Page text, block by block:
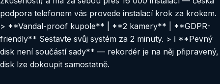
podpora telefonem vás provede instalací krok za krokem.
> **Vandal-proof kupole** | **2 kamery** | **GDPR-
friendly** Sestavte svůj systém za 2 minuty. > ℹ️ **Pevný
disk není součástí sady** — rekordér je na něj připravený,
disk lze dokoupit samostatně.